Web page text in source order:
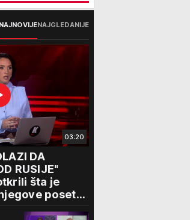
NAJNOVIJENAJGLEDANIJE
03:20
DA
RUSIJE"
šta je
posete